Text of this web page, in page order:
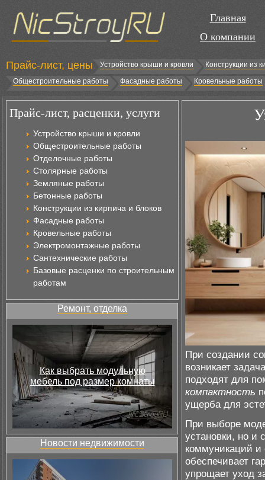
Главная
О компании
Прайс-лист, цены Устройство крыши и кровли
Конструкции из
Общестроительные работы
Фасадные работы Кровельные работы
Прайс-лист, расценки, услуги
Устройство крыши и кровли
Общестроительные работы
Отделочные работы
Столярные работы
Земляные работы
Бетонные работы
Конструкции из кирпича и блоков
Фасадные работы
Кровельные работы
Электромонтажные работы
Сантехнические работы
Базовые расценки по строительным
работам
Ремонт, отделка
Как выбрать модульную
мебель под размер комнаты
Новости недвижимости
При создании
возникает
подходят для
компактность
ущерба для
При выборе
установки, но и
коммуникаций
обеспечивает
упрощает уход